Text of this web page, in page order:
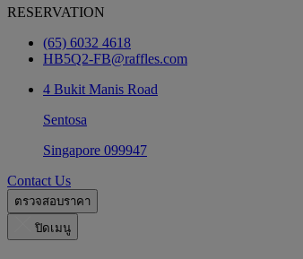
RESERVATION
(65) 6032 4618
HB5Q2-FB@raffles.com
4 Bukit Manis Road
Sentosa
Singapore 099947
Contact Us
ตรวจสอบราคา
ปิดเมนู